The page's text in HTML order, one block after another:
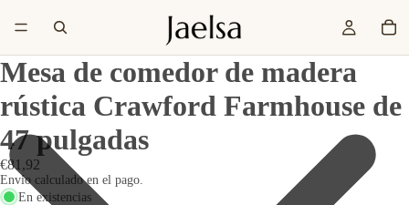
Mesa de comedor de madera
rústica Crawford Farmhouse de
47 pulgadas
€81,92
Envío calculado en el pago.
En existencias